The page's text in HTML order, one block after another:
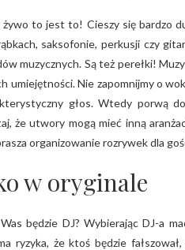
żywo to jest to! Cieszy się bardzo
saksofonie, perkusji czy
muzycznych. Są też perełki!
umiejętności. Nie zapomnijmy o
głos. Wtedy porwą
że utwory mogą mieć inną
organizowanie rozrywek dla
w oryginale
będzie DJ? Wybierając DJ-a
ryzyka, że ktoś będzie